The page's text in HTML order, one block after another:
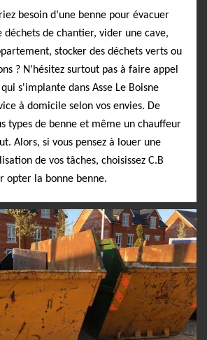
besoin d’une benne pour évacuer
déchets de chantier, vider une cave,
stocker des déchets verts ou
? N'hésitez surtout pas à faire appel
s'implante dans Asse Le Boisne
à domicile selon vos envies. De
types de benne et même un chauffeur
Alors, si vous pensez à louer une
de vos tâches, choisissez C.B
opter la bonne benne.